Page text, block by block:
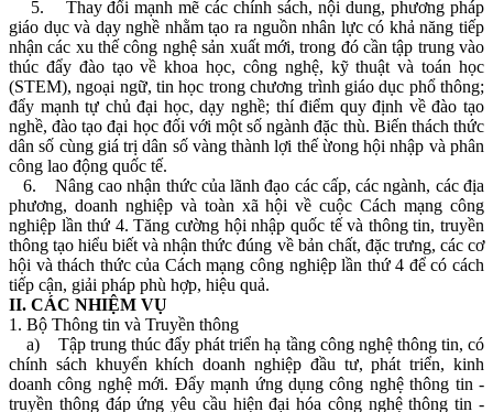
5. Thay đổi mạnh mẽ các chính sách, nội dung, phương pháp
giáo dục và dạy nghề nhằm tạo ra nguồn nhân lực có khả năng tiếp
nhận các xu thế công nghệ sản xuất mới, trong đó cần tập trung vào
thúc đẩy đào tạo về khoa học, công nghệ, kỹ thuật và toán học
(STEM), ngoại ngữ, tin học trong chương trình giáo dục phổ thông;
đẩy mạnh tự chủ đại học, dạy nghề; thí điểm quy định về đào tạo
nghề, đào tạo đại học đối với một số ngành đặc thù. Biến thách thức
dân số cùng giá trị dân số vàng thành lợi thế ừong hội nhập và phân
công lao động quốc tế.
6. Nâng cao nhận thức của lãnh đạo các cấp, các ngành, các địa
phương, doanh nghiệp và toàn xã hội về cuộc Cách mạng công
nghiệp lần thứ 4. Tăng cường hội nhập quốc tế và thông tin, truyền
thông tạo hiểu biết và nhận thức đúng về bản chất, đặc trưng, các cơ
hội và thách thức của Cách mạng công nghiệp lần thứ 4 để có cách
tiếp cận, giải pháp phù hợp, hiệu quả.
II. CÁC NHIỆM VỤ
1. Bộ Thông tin và Truyền thông
a) Tập trung thúc đẩy phát triển hạ tầng công nghệ thông tin, có
chính sách khuyển khích doanh nghiệp đầu tư, phát triển, kinh
doanh công nghệ mới. Đẩy mạnh ứng dụng công nghệ thông tin -
truyền thông đáp ứng yêu cầu hiện đại hóa công nghệ thông tin -